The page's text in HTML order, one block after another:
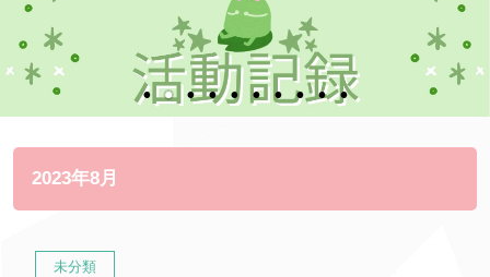
2023年8月
未分類